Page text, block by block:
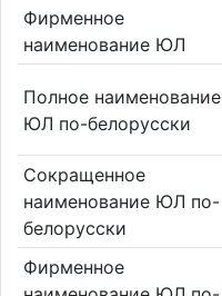
Фирменное
наименование ЮЛ
Полное наименование
ЮЛ по-белорусски
Сокращенное
наименование ЮЛ по-
белорусски
Фирменное